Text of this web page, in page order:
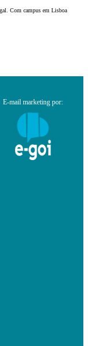
Com campus em Lisboa
E-mail marketing por: